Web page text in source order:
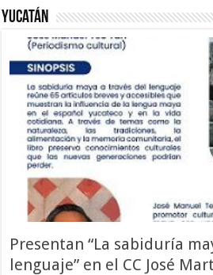
Yucatán
Presentan “La sabiduría
lenguaje” en el CC José